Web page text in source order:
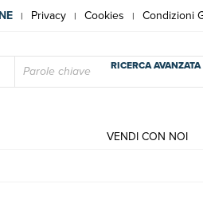
| Privacy | Cookies | Condizioni
RICERCA AVANZATA
VENDI CON NOI